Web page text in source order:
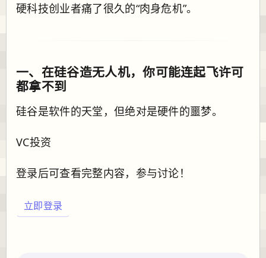
硬科技创业者痛了很久的“肉身危机”。
一、在硅谷造无人机，你可能连起飞许可
都拿不到
硅谷是软件的天堂，但绝对是硬件的噩梦。
VC投资
登录后可查看完整内容，参与讨论！
立即登录